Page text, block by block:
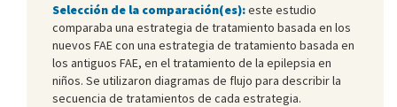
Selección de la comparación(es):este estudio
comparaba una estrategia de tratamiento basada en los
nuevos FAE con una estrategia de tratamiento basada en
los antiguos FAE, en el tratamiento de la epilepsia en
niños. Se utilizaron diagramas de flujo para describir la
secuencia de tratamientos de cada estrategia.